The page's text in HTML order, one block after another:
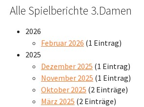
Alle Spielberichte 3.Damen
2026
Februar 2026 (1 Eintrag)
2025
Dezember 2025 (1 Eintrag)
November 2025 (1 Eintrag)
Oktober 2025 (2 Einträge)
März 2025 (2 Einträge)